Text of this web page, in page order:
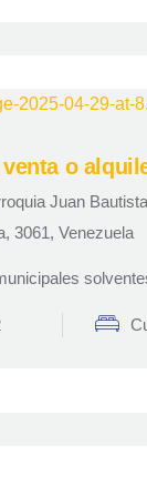
o
Juan
3061, Venezuela